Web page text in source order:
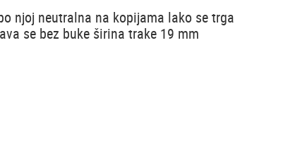
njoj neutralna na kopijama lako se trga
se bez buke širina trake 19 mm